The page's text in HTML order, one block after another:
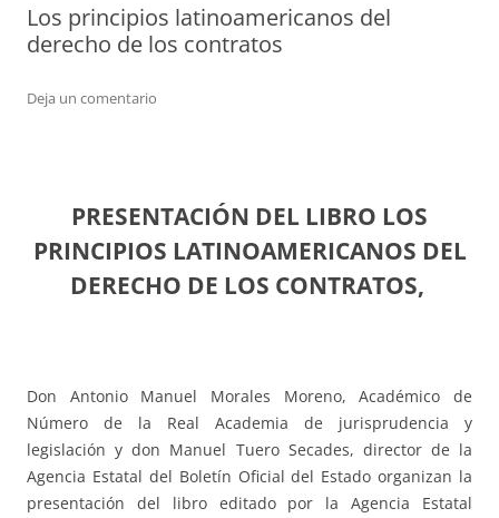
Los principios latinoamericanos del
derecho de los contratos
Deja un comentario
PRESENTACIÓN DEL LIBRO LOS
PRINCIPIOS LATINOAMERICANOS DEL
DERECHO DE LOS CONTRATOS,
Don Antonio Manuel Morales Moreno, Académico de
Número de la Real Academia de jurisprudencia y
legislación y don Manuel Tuero Secades, director de la
Agencia Estatal del Boletín Oficial del Estado organizan la
presentación del libro editado por la Agencia Estatal